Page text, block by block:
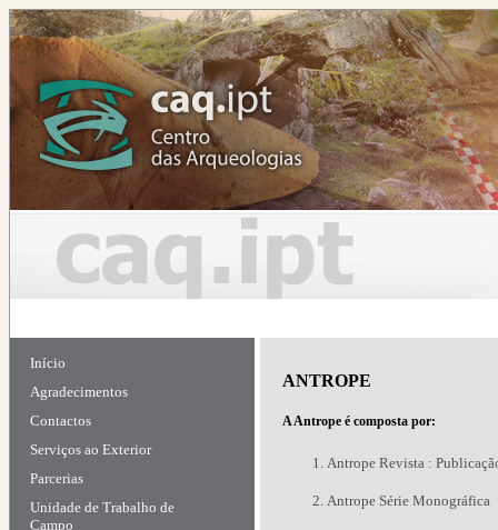
Início
Agradecimentos
Contactos
Serviços ao Exterior
Parcerias
Unidade de Trabalho de
Campo
ANTROPE
A Antrope é composta por:
Antrope Revista :
Antrope Série Monográfica